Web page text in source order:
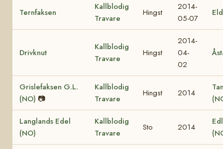
Ternfaksen
Kallblodig
Travare
Hingst
2014-
05-07
Drivknut
Kallblodig
Travare
Hingst
2014-
04-
02
Grislefaksen G.L.
(NO) 📷
Kallblodig
Travare
Hingst 2014
Langlands Edel
(NO)
Kallblodig
Travare
Sto 2014